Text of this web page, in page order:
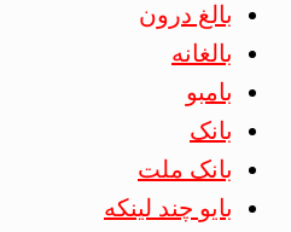
بالغ درون
بالغانه
بامبو
بانک
بانک ملت
بایو چند لینکه